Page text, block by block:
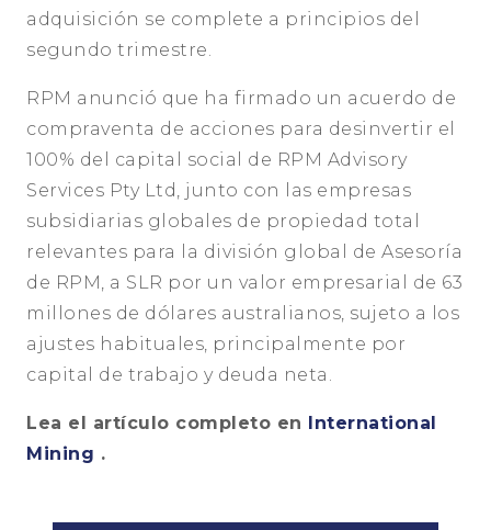
adquisición se complete a principios del
segundo trimestre.
RPM anunció que ha firmado un acuerdo de
compraventa de acciones para desinvertir el
100% del capital social de RPM Advisory
Services Pty Ltd, junto con las empresas
subsidiarias globales de propiedad total
relevantes para la división global de Asesoría
de RPM, a SLR por un valor empresarial de 63
millones de dólares australianos, sujeto a los
ajustes habituales, principalmente por
capital de trabajo y deuda neta.
Lea el artículo completo en International
Mining .